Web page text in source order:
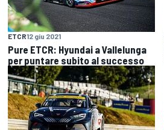
ETCR12 giu 2021
Pure ETCR: Hyundai a Vallelunga
per puntare subito al successo